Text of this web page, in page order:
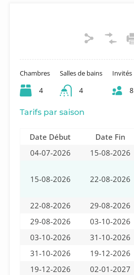
Chambres
4
Salles de bains
4
Invités
8
Tarifs par saison
Date Début Date Fin
04-07-2026
15-08-2026
15-08-2026 22-08-2026
22-08-2026 29-08-2026
29-08-2026
03-10-2026
03-10-2026
31-10-2026
31-10-2026
19-12-2026
19-12-2026
02-01-2027